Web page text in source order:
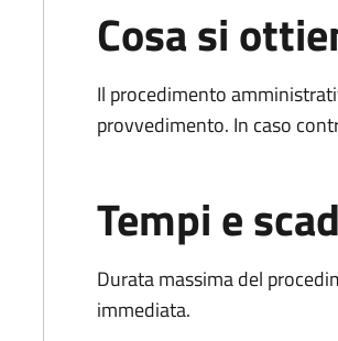
Cosa si
Il procedimento
provvedimento. In caso
Tempi e
Durata massima del
immediata.